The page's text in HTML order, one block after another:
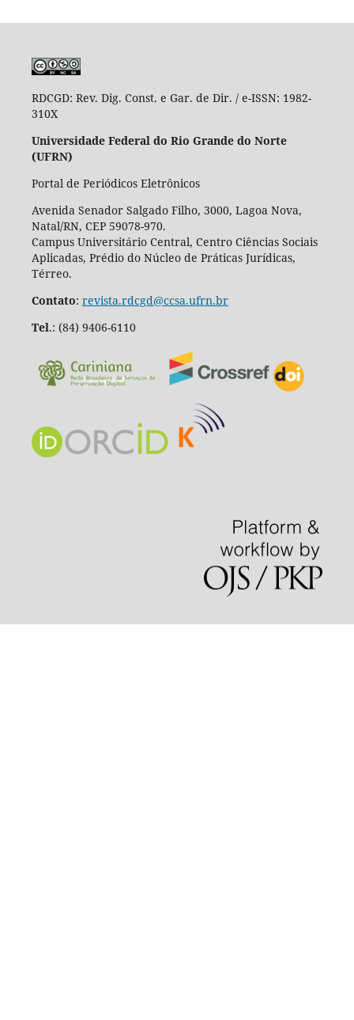
RDCGD: Rev. Dig. Const. e Gar. de Dir. / e-ISSN: 1982-
310X
Universidade Federal do Rio Grande do Norte
(UFRN)
Portal de Periódicos Eletrônicos
Avenida Senador Salgado Filho, 3000, Lagoa Nova,
Natal/RN, CEP 59078-970.
Campus Universitário Central, Centro Ciências Sociais
Aplicadas, Prédio do Núcleo de Práticas Jurídicas,
Térreo.
Contato: revista.rdcgd@ccsa.ufrn.br
Tel.: (84) 9406-6110